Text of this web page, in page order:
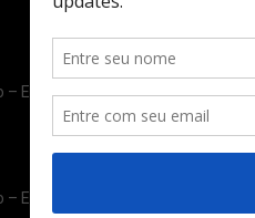
– Edição
Edição